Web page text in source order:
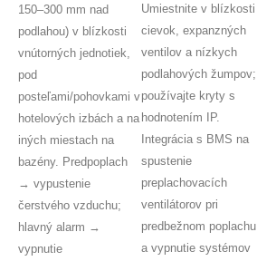
150–300 mm nad
podlahou) v blízkosti
vnútorných jednotiek,
pod
posteľami/pohovkami v
hotelových izbách a na
iných miestach na
bazény. Predpoplach
→ vypustenie
čerstvého vzduchu;
hlavný alarm →
vypnutie
Umiestnite v blízkosti
cievok, expanzných
ventilov a nízkych
podlahových žumpov;
používajte kryty s
hodnotením IP.
Integrácia s BMS na
spustenie
preplachovacích
ventilátorov pri
predbežnom poplachu
a vypnutie systémov